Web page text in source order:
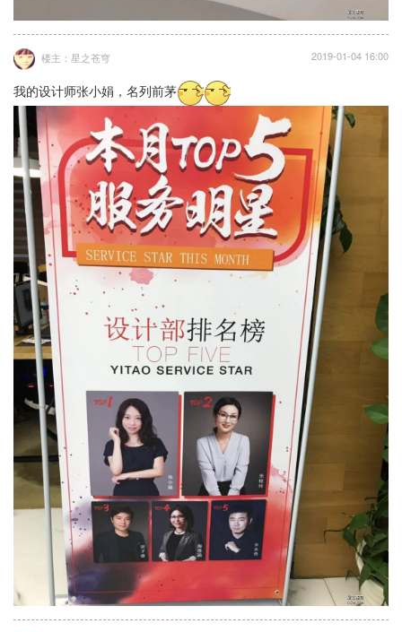
楼主：星之苍穹 2019-01-04 16:00
我的设计师张小娟，名列前茅